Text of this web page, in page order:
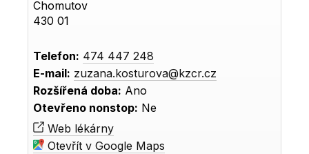
Chomutov
430 01
Telefon: 474 447 248
E-mail: zuzana.kosturova@kzcr.cz
Rozšířená doba: Ano
Otevřeno nonstop: Ne
Web lékárny
Otevřít v Google Maps